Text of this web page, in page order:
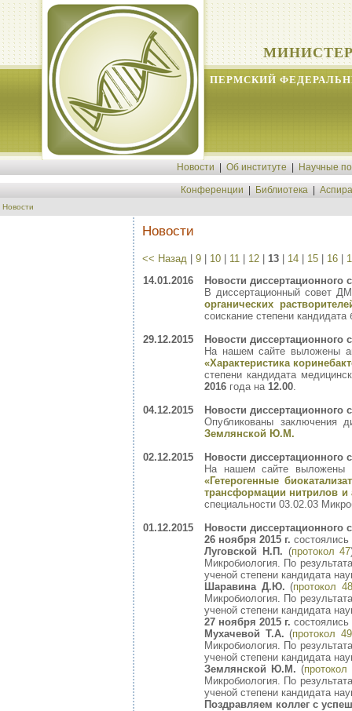
ПЕРМСКИЙ
Новости Об институте Научные
Конференции Библиотека
Новости
Новости
<< Назад | 9 | 10 | 11 | 12 | 13 | 14 | 15 | 16 |
14.01.2016
Новости диссертационного
В диссертационный совет
органических
соискание степени
29.12.2015
Новости диссертационного
На нашем сайте выложены
«Характеристика
степени кандидата
2016 года на 12.00.
04.12.2015
Новости диссертационного
Опубликованы заключения
Землянской Ю.М.
02.12.2015
Новости диссертационного
На нашем сайте выложены
«Гетерогенные
трансформации нитрилов
специальности 03.02.03
01.12.2015
Новости диссертационного
26 ноября 2015 г.
Луговской Н.П. (протокол 47
Микробиология. По
ученой степени кандидата
Шаравина Д.Ю. (протокол 48
Микробиология. По
ученой степени кандидата
27 ноября 2015 г.
Мухачевой Т.А. (протокол 49
Микробиология. По
ученой степени кандидата
Землянской Ю.М. (протокол
Микробиология. По
ученой степени кандидата
Поздравляем коллег с